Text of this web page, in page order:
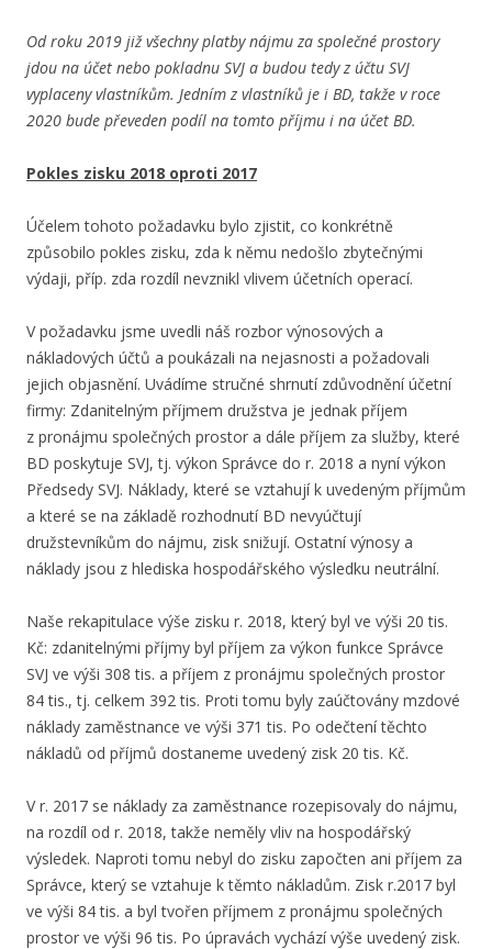
Od roku 2019 již všechny platby nájmu za společné prostory
jdou na účet nebo pokladnu SVJ a budou tedy z účtu SVJ
vyplaceny vlastníkům. Jedním z vlastníků je i BD, takže v roce
2020 bude převeden podíl na tomto příjmu i na účet BD.
Pokles zisku 2018 oproti 2017
Účelem tohoto požadavku bylo zjistit, co konkrétně
způsobilo pokles zisku, zda k němu nedošlo zbytečnými
výdaji, příp. zda rozdíl nevznikl vlivem účetních operací.
V požadavku jsme uvedli náš rozbor výnosových a
nákladových účtů a poukázali na nejasnosti a požadovali
jejich objasnění. Uvádíme stručné shrnutí zdůvodnění účetní
firmy: Zdanitelným příjmem družstva je jednak příjem
z pronájmu společných prostor a dále příjem za služby, které
BD poskytuje SVJ, tj. výkon Správce do r. 2018 a nyní výkon
Předsedy SVJ. Náklady, které se vztahují k uvedeným příjmům
a které se na základě rozhodnutí BD nevyúčtují
družstevníkům do nájmu, zisk snižují. Ostatní výnosy a
náklady jsou z hlediska hospodářského výsledku neutrální.
Naše rekapitulace výše zisku r. 2018, který byl ve výši 20 tis.
Kč: zdanitelnými příjmy byl příjem za výkon funkce Správce
SVJ ve výši 308 tis. a příjem z pronájmu společných prostor
84 tis., tj. celkem 392 tis. Proti tomu byly zaúčtovány mzdové
náklady zaměstnance ve výši 371 tis. Po odečtení těchto
nákladů od příjmů dostaneme uvedený zisk 20 tis. Kč.
V r. 2017 se náklady za zaměstnance rozepisovaly do nájmu,
na rozdíl od r. 2018, takže neměly vliv na hospodářský
výsledek. Naproti tomu nebyl do zisku započten ani příjem za
Správce, který se vztahuje k těmto nákladům. Zisk r.2017 byl
ve výši 84 tis. a byl tvořen příjmem z pronájmu společných
prostor ve výši 96 tis. Po úpravách vychází výše uvedený zisk.